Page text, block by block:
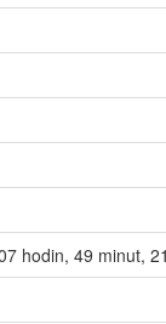
hodin, 49 minut,